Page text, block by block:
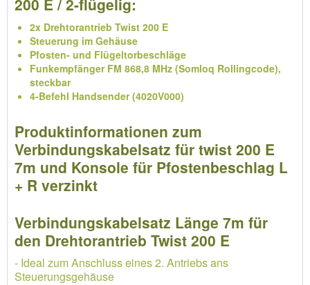
200 E / 2-flügelig:
2x Drehtorantrieb Twist 200 E
Steuerung im Gehäuse
Pfosten- und Flügeltorbeschläge
Funkempfänger FM 868,8 MHz (Somloq Rollingcode),
steckbar
4-Befehl Handsender (4020V000)
Produktinformationen zum
Verbindungskabelsatz für twist 200 E
7m und Konsole für Pfostenbeschlag L
+ R verzinkt
Verbindungskabelsatz Länge 7m für
den Drehtorantrieb Twist 200 E
- Ideal zum Anschluss eines 2. Antriebs ans
Steuerungsgehäuse